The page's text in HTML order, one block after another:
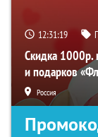
12:31:18
Скидка 1000р.
и подарков
Россия